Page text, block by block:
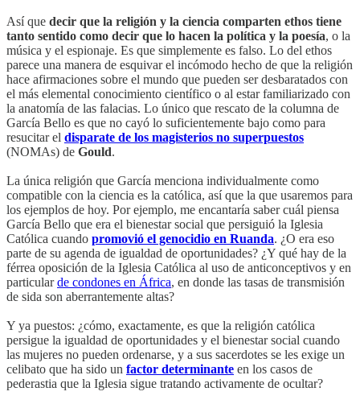
Así que decir que la religión y la ciencia comparten ethos tiene
tanto sentido como decir que lo hacen la política y la poesía, o la
música y el espionaje. Es que simplemente es falso. Lo del ethos
parece una manera de esquivar el incómodo hecho de que la religión
hace afirmaciones sobre el mundo que pueden ser desbaratados con
el más elemental conocimiento científico o al estar familiarizado con
la anatomía de las falacias. Lo único que rescato de la columna de
García Bello es que no cayó lo suficientemente bajo como para
resucitar el disparate de los magisterios no superpuestos
(NOMAs) de Gould.
La única religión que García menciona individualmente como
compatible con la ciencia es la católica, así que la que usaremos para
los ejemplos de hoy. Por ejemplo, me encantaría saber cuál piensa
García Bello que era el bienestar social que persiguió la Iglesia
Católica cuando promovió el genocidio en Ruanda. ¿O era eso
parte de su agenda de igualdad de oportunidades? ¿Y qué hay de la
férrea oposición de la Iglesia Católica al uso de anticonceptivos y en
particularde condones en África, en donde las tasas de transmisión
de sida son aberrantemente altas?
Y ya puestos: ¿cómo, exactamente, es que la religión católica
persigue la igualdad de oportunidades y el bienestar social cuando
las mujeres no pueden ordenarse, y a sus sacerdotes se les exige un
celibato que ha sido un factor determinante en los casos de
pederastia que la Iglesia sigue tratando activamente de ocultar?